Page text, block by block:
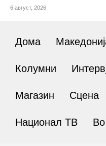
6 август, 2026
Дома
Колумни
Магазин Сцена
Национал ТВ